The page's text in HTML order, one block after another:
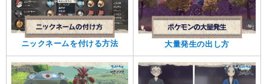
ニックネームを付ける方法 大量発生の出し方